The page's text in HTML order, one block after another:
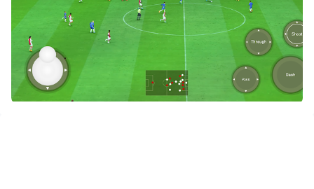
- 超過 100 個國家隊和 330 個俱樂部可供選擇
- 快速調整，改變策略
- 通過升級 11 名職業足球運動員來建立最好的球隊，以提
高他們的技能和能力，使他們成為聯盟的精英球員